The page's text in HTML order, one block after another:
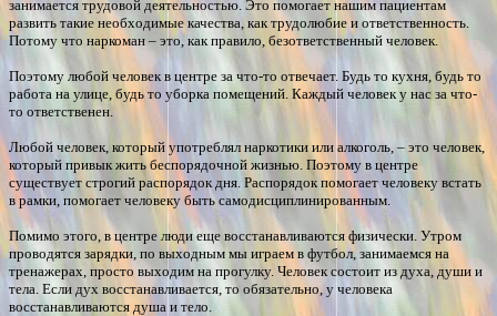
занимается трудовой деятельностью. Это помогает нашим пациентам
развить такие необходимые качества, как трудолюбие и ответственность.
Потому что наркоман – это, как правило, безответственный человек.
Поэтому любой человек в центре за что-то отвечает. Будь то кухня, будь то
работа на улице, будь то уборка помещений. Каждый человек у нас за что-
то ответственен.
Любой человек, который употреблял наркотики или алкоголь, – это человек,
который привык жить беспорядочной жизнью. Поэтому в центре
существует строгий распорядок дня. Распорядок помогает человеку встать
в рамки, помогает человеку быть самодисциплинированным.
Помимо этого, в центре люди еще восстанавливаются физически. Утром
проводятся зарядки, по выходным мы играем в футбол, занимаемся на
тренажерах, просто выходим на прогулку. Человек состоит из духа, души и
тела. Если дух восстанавливается, то обязательно, у человека
восстанавливаются душа и тело.